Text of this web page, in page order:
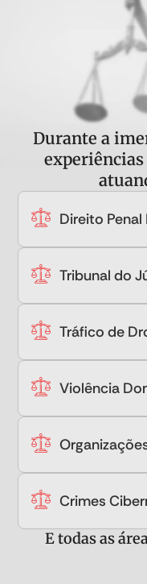
Durante a
Direito
Tribunal do
Tráfico de
Violência
Crimes
E todas as